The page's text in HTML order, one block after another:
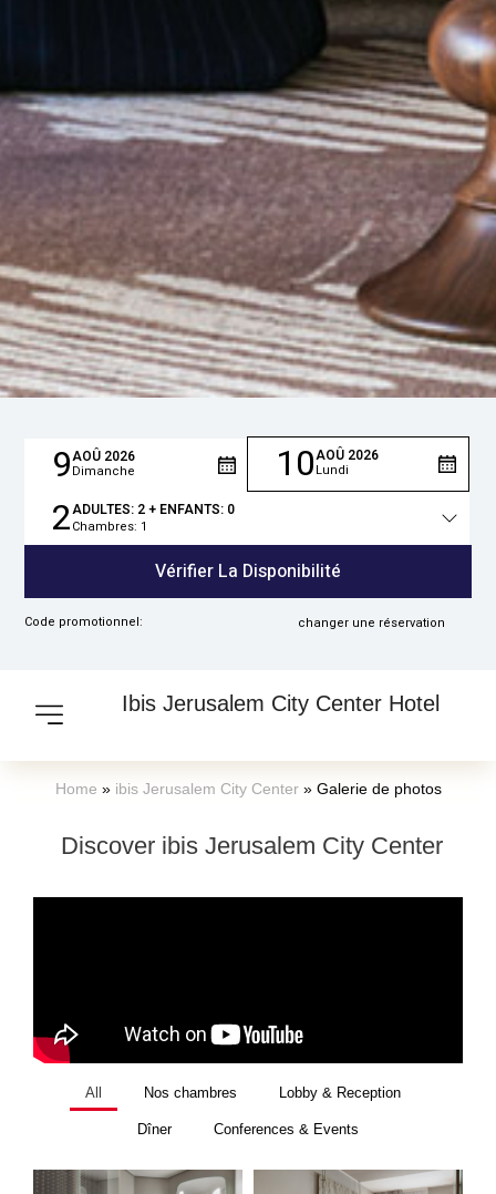
9AOÛ 2026
Dimanche 10AOÛ 2026
Lundi
Total
2ADULTES: 2+ ENFANTS: 0
Chambres: 1
Code promotionnel: changer une réservation
Vérifier La Disponibilité
Ibis Jerusalem City Center Hotel
Home » ibis Jerusalem City Center» Galerie de photos
Discover ibis Jerusalem City Center
All Nos chambres Lobby & Reception
Dîner Conferences & Events